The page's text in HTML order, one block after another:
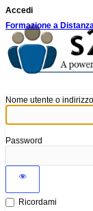
Accedi
Formazione a
Nome utente o
Password
Ricordami